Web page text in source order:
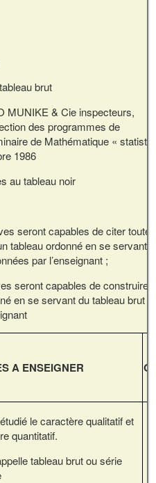
brut
MUNIKE & Cie inspecteurs,
des programmes de
de Mathématique «
1986
au tableau noir
capables de citer toutes
tableau ordonné en se servant
par l’enseignant ;
capables de construire
en se servant du tableau brut et
A ENSEIGNER
le caractère qualitatif et
quantitatif.
tableau brut ou série